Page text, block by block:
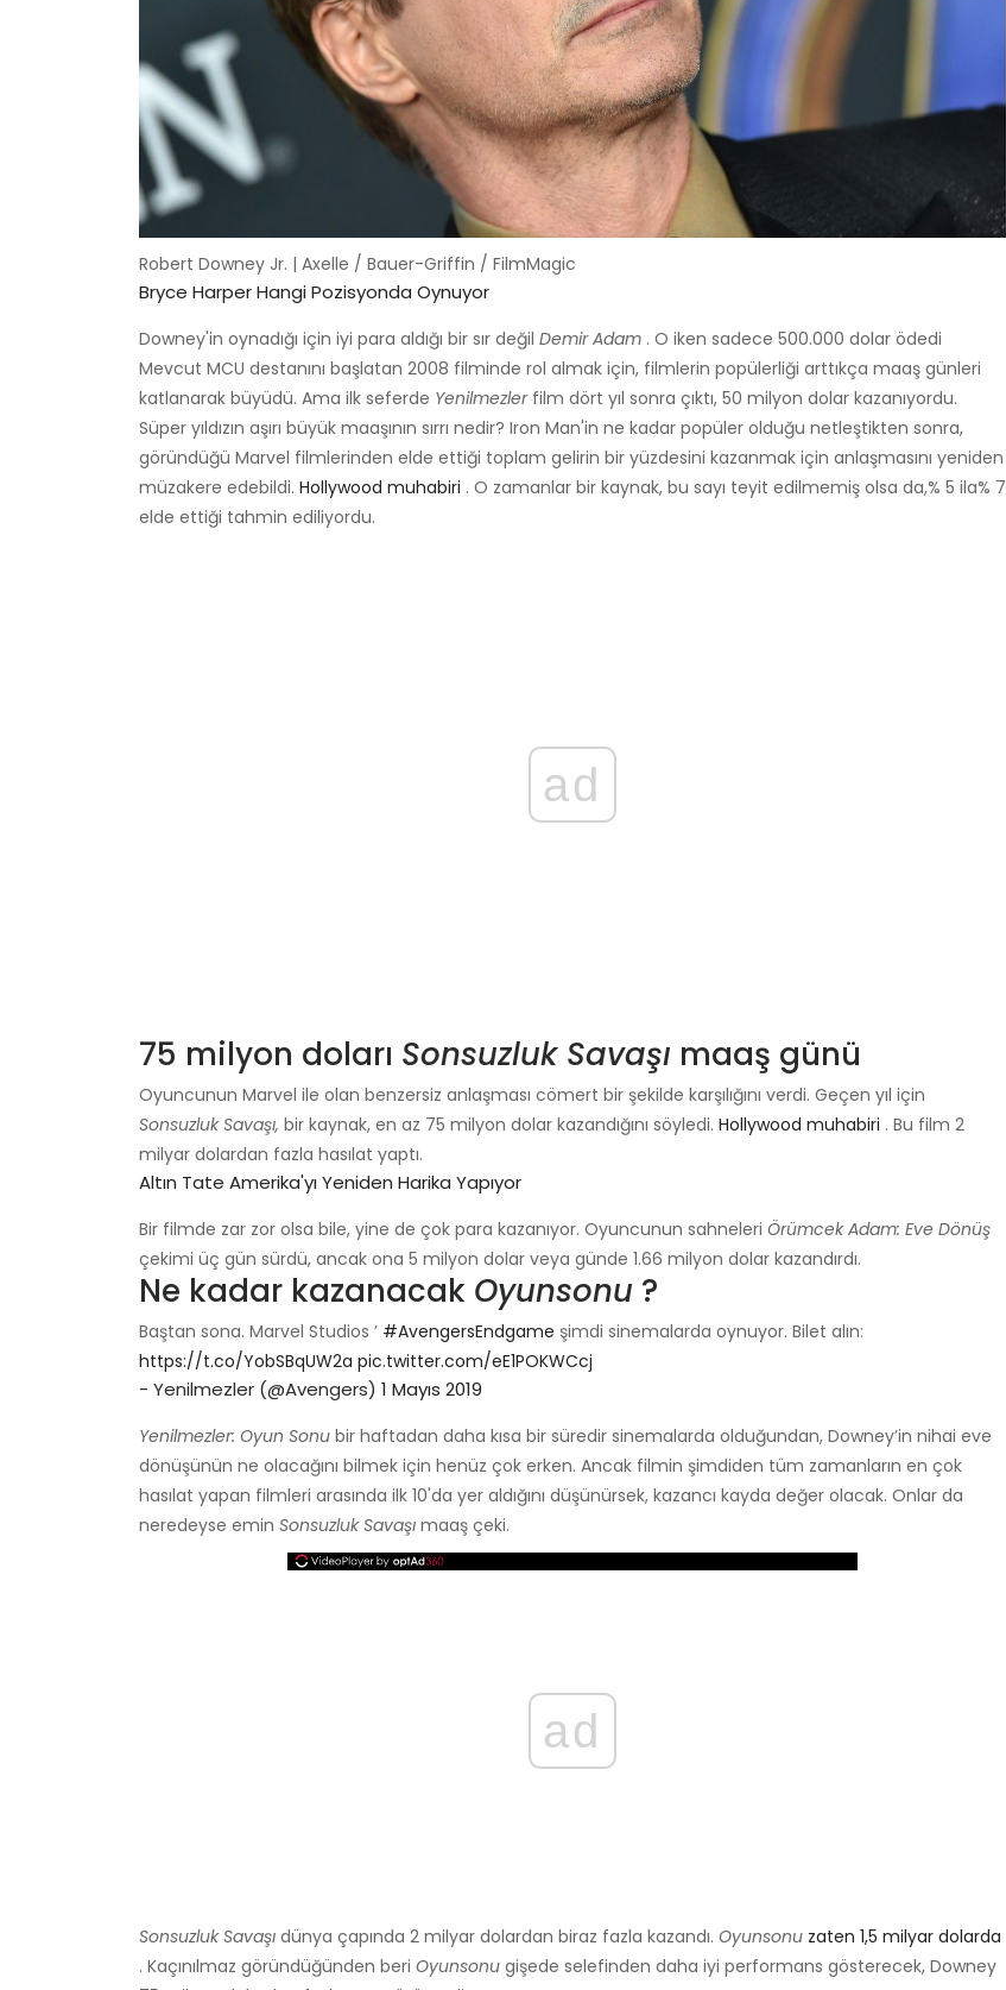
Robert Downey Jr. | Axelle / Bauer-Griffin / FilmMagic
Bryce Harper Hangi Pozisyonda Oynuyor
Downey'in oynadığı için iyi para aldığı bir sır değil Demir Adam . O iken sadece 500.000 dolar ödedi
Mevcut MCU destanını başlatan 2008 filminde rol almak için, filmlerin popülerliği arttıkça maaş günleri
katlanarak büyüdü. Ama ilk seferde Yenilmezlerfilm dört yıl sonra çıktı, 50 milyon dolar kazanıyordu.
Süper yıldızın aşırı büyük maaşının sırrı nedir? Iron Man'in ne kadar popüler olduğu netleştikten sonra,
göründüğü Marvel filmlerinden elde ettiği toplam gelirin bir yüzdesini kazanmak için anlaşmasını yeniden
müzakere edebildi. Hollywood muhabiri . O zamanlar bir kaynak, bu sayı teyit edilmemiş olsa da,% 5 ila% 7
elde ettiği tahmin ediliyordu.
ad
75 milyon doları Sonsuzluk Savaşı maaş günü
Oyuncunun Marvel ile olan benzersiz anlaşması cömert bir şekilde karşılığını verdi. Geçen yıl için
Sonsuzluk Savaşı, bir kaynak, en az 75 milyon dolar kazandığını söyledi. Hollywood muhabiri . Bu film 2
milyar dolardan fazla hasılat yaptı.
Altın Tate Amerika'yı Yeniden Harika Yapıyor
Bir filmde zar zor olsa bile, yine de çok para kazanıyor. Oyuncunun sahneleri Örümcek Adam: Eve Dönüş
çekimi üç gün sürdü, ancak ona 5 milyon dolar veya günde 1.66 milyon dolar kazandırdı.
Ne kadar kazanacak Oyunsonu ?
Baştan sona. Marvel Studios ’ #AvengersEndgame şimdi sinemalarda oynuyor. Bilet alın:
https://t.co/YobSBqUW2a pic.twitter.com/eE1POKWCcj
- Yenilmezler (@Avengers) 1 Mayıs 2019
Yenilmezler: Oyun Sonu bir haftadan daha kısa bir süredir sinemalarda olduğundan, Downey’in nihai eve
dönüşünün ne olacağını bilmek için henüz çok erken. Ancak filmin şimdiden tüm zamanların en çok
hasılat yapan filmleri arasında ilk 10'da yer aldığını düşünürsek, kazancı kayda değer olacak. Onlar da
neredeyse emin Sonsuzluk Savaşı maaş çeki.
ad
Sonsuzluk Savaşı dünya çapında 2 milyar dolardan biraz fazla kazandı. Oyunsonu zaten 1,5 milyar dolarda
. Kaçınılmaz göründüğünden beri Oyunsonu gişede selefinden daha iyi performans gösterecek, Downey